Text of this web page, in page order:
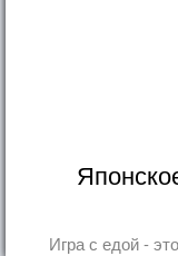
Игра с едой -